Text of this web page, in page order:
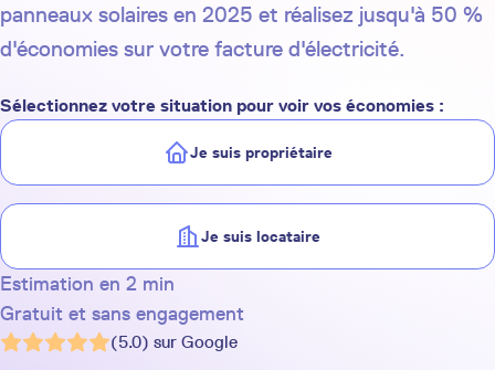
panneaux solaires en 2025 et réalisez jusqu'à 50 %
d'économies sur votre facture d'électricité.
Sélectionnez votre situation pour voir vos économies :
Je suis propriétaire
Je suis locataire
Estimation en 2 min
Gratuit et sans engagement
(5.0) sur Google